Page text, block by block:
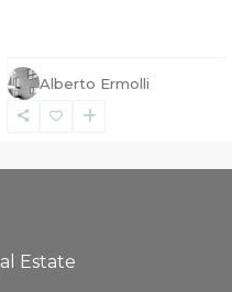
Alberto Ermolli
Estate